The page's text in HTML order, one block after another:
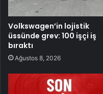
Volkswagen’in lojistik
üssünde grev: 100 işçi iş
bıraktı
Ağustos 8, 2026